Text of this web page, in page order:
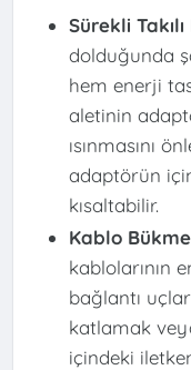
Sürekli
dolduğunda
hem enerji
aletinin
ısınmasını
adaptörün
kısaltabilir.
Kablo
kablolarının
bağlantı
katlamak
içindeki